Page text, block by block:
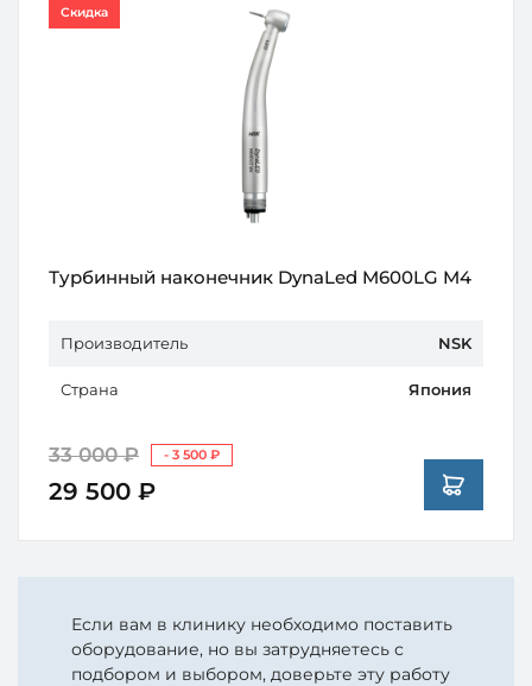
Турбинный наконечник DynaLed M600LG M4
Производитель NSK
Страна Япония
33 000 ₽ - 3 500 ₽
29 500 ₽
Скидка
Если вам в клинику необходимо поставить
оборудование, но вы затрудняетесь с
подбором и выбором, доверьте эту работу